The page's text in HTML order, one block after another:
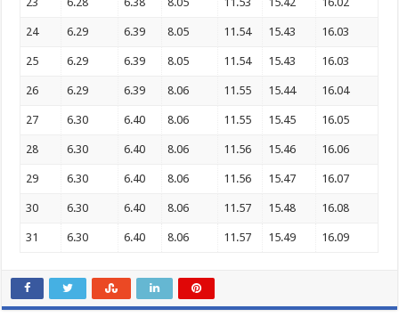
24 6.29 6.39 8.05 11.54 15.43 16.03
25 6.29 6.39 8.05 11.54 15.43 16.03
26 6.29 6.39 8.06 11.55 15.44 16.04
27 6.30 6.40 8.06 11.55 15.45 16.05
28 6.30 6.40 8.06 11.56 15.46 16.06
29 6.30 6.40 8.06 11.56 15.47 16.07
30 6.30 6.40 8.06 11.57 15.48 16.08
31 6.30 6.40 8.06 11.57 15.49 16.09